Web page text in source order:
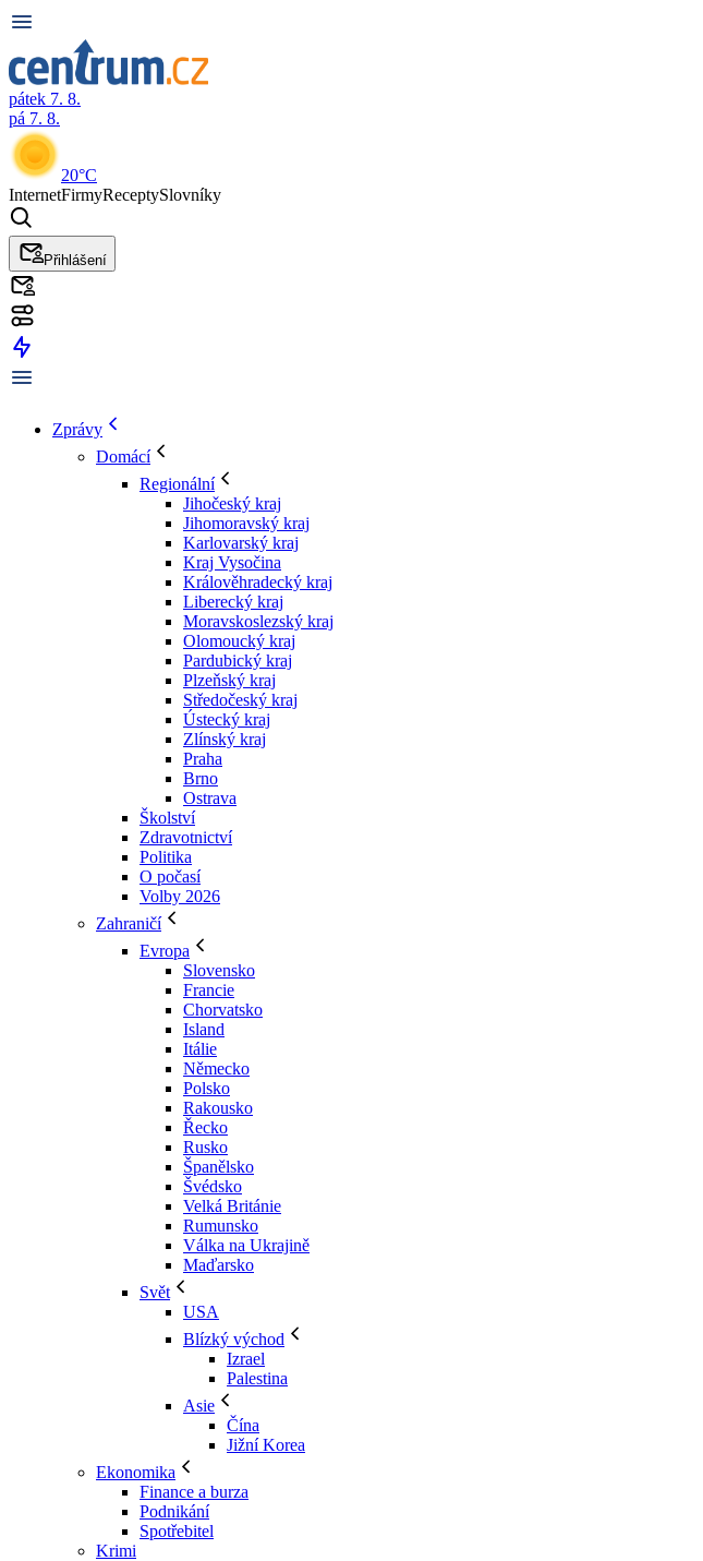
pátek 7. 8.
pá 7. 8.
20°C
InternetFirmyReceptySlovníky
Přihlášení
Zprávy
Domácí
Regionální
Jihočeský kraj
Jihomoravský kraj
Karlovarský kraj
Kraj Vysočina
Králověhradecký kraj
Liberecký kraj
Moravskoslezský kraj
Olomoucký kraj
Pardubický kraj
Plzeňský kraj
Středočeský kraj
Ústecký kraj
Zlínský kraj
Praha
Brno
Ostrava
Školství
Zdravotnictví
Politika
O počasí
Volby 2026
Zahraničí
Evropa
Slovensko
Francie
Chorvatsko
Island
Itálie
Německo
Polsko
Rakousko
Řecko
Rusko
Španělsko
Švédsko
Velká Británie
Rumunsko
Válka na Ukrajině
Maďarsko
Svět
USA
Blízký východ
Izrael
Palestina
Asie
Čína
Jižní Korea
Ekonomika
Finance a burza
Podnikání
Spotřebitel
Krimi